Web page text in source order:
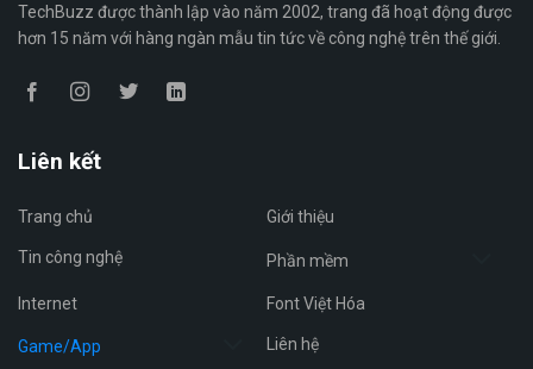
TechBuzz được thành lập vào năm 2002, trang đã hoạt động được
hơn 15 năm với hàng ngàn mẫu tin tức về công nghệ trên thế giới.
Liên kết
Trang chủ Giới thiệu
Tin công nghệ Phần mềm
Internet Font Việt Hóa
Game/App Liên hệ